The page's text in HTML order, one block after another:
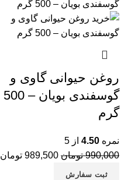
روغن حیوانی گاوی و
گوسفندی بویان – 500
گرم
نمره 4.50 از 5
990,000 تومان 989,500 تومان
ثبت سفارش